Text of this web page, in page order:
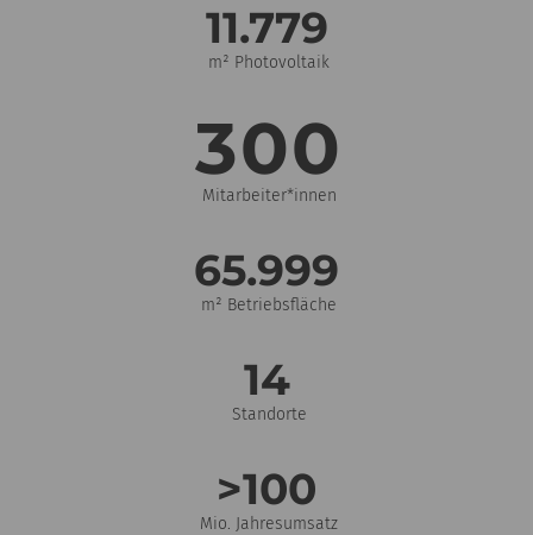
11.780
m² Photovoltaik
300
Mitarbeiter*innen
66.000
m² Betriebsfläche
14
Standorte
>100
Mio. Jahresumsatz